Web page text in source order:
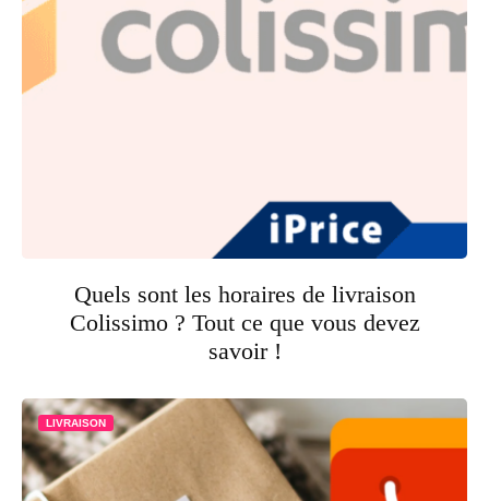
Quels sont les horaires de livraison
Colissimo ? Tout ce que vous devez
savoir !
LIVRAISON